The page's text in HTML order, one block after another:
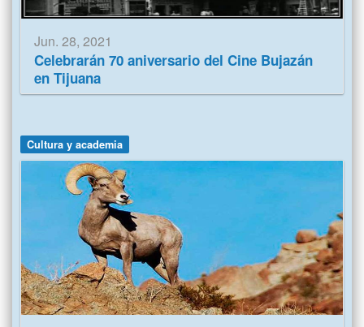
Jun. 28, 2021
Celebrarán 70 aniversario del Cine Bujazán
en Tijuana
Cultura y academia